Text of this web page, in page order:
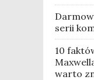
serii
10
warto